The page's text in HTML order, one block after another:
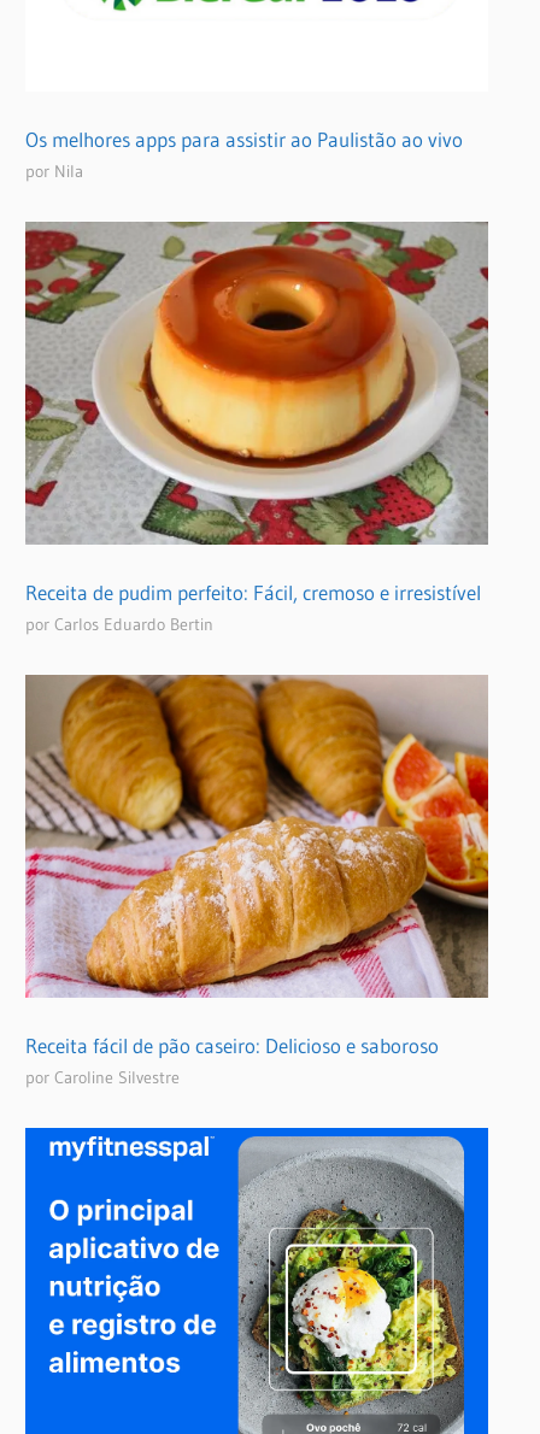
Os melhores apps para assistir ao Paulistão ao vivo
por Nila
Receita de pudim perfeito: Fácil, cremoso e irresistível
por Carlos Eduardo Bertin
Receita fácil de pão caseiro: Delicioso e saboroso
por Caroline Silvestre